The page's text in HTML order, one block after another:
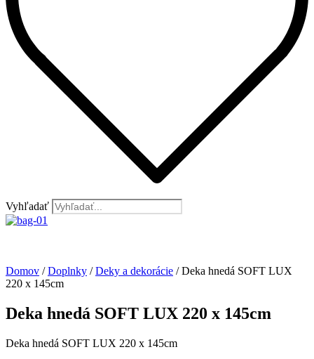
Vyhľadať
Domov /Doplnky /Deky a dekorácie / Deka hnedá SOFT LUX
220 x 145cm
Deka hnedá SOFT LUX 220 x 145cm
Deka hnedá SOFT LUX 220 x 145cm